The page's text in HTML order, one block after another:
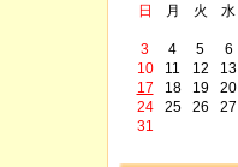
日
月 火 水
3
4 5 6
10
11 12 13
17
18 19 20
24
25 26 27
31